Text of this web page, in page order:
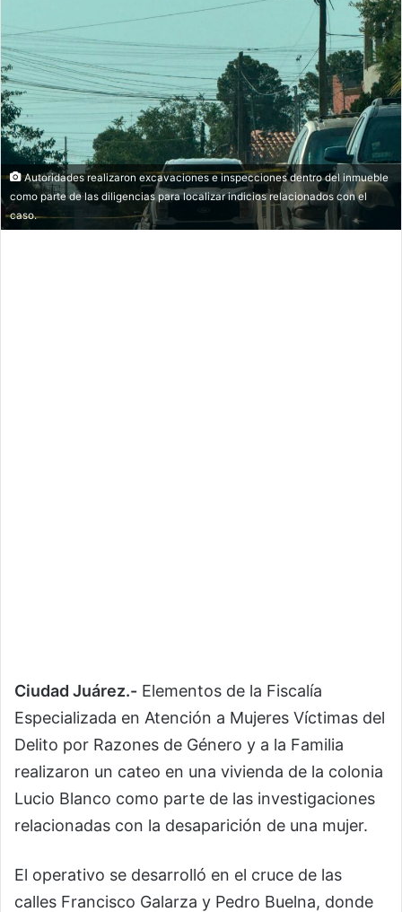
Autoridades realizaron excavaciones e inspecciones dentro del inmueble
como parte de las diligencias para localizar indicios relacionados con el
caso.
Ciudad Juárez.- Elementos de la Fiscalía
Especializada en Atención a Mujeres Víctimas del
Delito por Razones de Género y a la Familia
realizaron un cateo en una vivienda de la colonia
Lucio Blanco como parte de las investigaciones
relacionadas con la desaparición de una mujer.
El operativo se desarrolló en el cruce de las
calles Francisco Galarza y Pedro Buelna, donde